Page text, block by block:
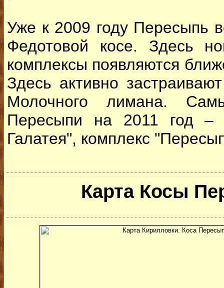
Уже к 2009 году Пересыпь
Федотовой косе. Здесь
комплексы появляются
Здесь активно
Молочного лимана.
Пересыпи на 2011 год –
Галатея", комплекс
Карта Косы